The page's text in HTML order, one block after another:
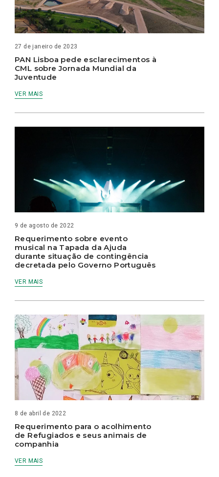
27 de janeiro de 2023
PAN Lisboa pede esclarecimentos à
CML sobre Jornada Mundial da
Juventude
VER MAIS
9 de agosto de 2022
Requerimento sobre evento
musical na Tapada da Ajuda
durante situação de contingência
decretada pelo Governo Português
VER MAIS
8 de abril de 2022
Requerimento para o acolhimento
de Refugiados e seus animais de
companhia
VER MAIS